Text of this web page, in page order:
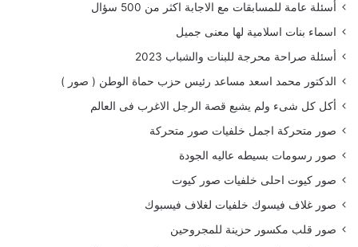
أسئلة عامة للمسابقات مع الاجابة اكثر من 500 سؤال
اسماء بنات اسلامية لها معنى جميل
أسئلة صراحة محرجة للبنات والشباب 2023
الدكتور محمد اسعد مساعد رئيس حزب حماة الوطن ( صور )
أكل كل شىء ولم يشبع قصة الرجل الاغرب فى العالم
صور متحركة اجمل خلفيات صور متحركة
صور رسومات بسيطه عاليه الجودة
صور كيوت احلى خلفيات صور كيوت
صور غلاف فيسوك خلفيات لغلاف فيسبوك
صور قلب مكسور حزينة للمجروحين